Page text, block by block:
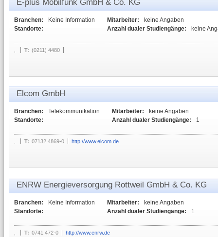
E-plus Mobilfunk GmbH & Co. KG
Branchen:
Keine Information
Standorte:
Mitarbeiter:
keine Angaben
Anzahl dualer Studiengänge:
keine
T: (0211) 4480
Elcom GmbH
Branchen:
Telekommunikation
Standorte:
Mitarbeiter:
keine Angaben
Anzahl dualer Studiengänge:
1
T: 07132 4869-0 http://www.elcom.de
ENRW Energieversorgung Rottweil GmbH & Co. KG
Branchen:
Keine Information
Standorte:
Mitarbeiter:
keine Angaben
Anzahl dualer Studiengänge:
1
T: 0741 472-0 http://www.enrw.de